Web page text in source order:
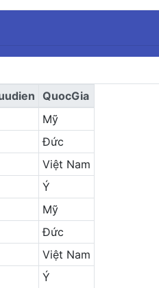
QuocGia
Mỹ
Đức
Việt Nam
Ý
Mỹ
Đức
Việt Nam
Ý